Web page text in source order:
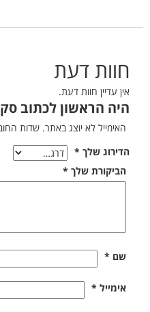
חוות דעת
אין עדיין חוות דעת.
היה הראשון לכתוב
האימייל לא יוצג באתר. שדות
הדירוג שלך *
הביקורת שלך *
שם *
אימייל *